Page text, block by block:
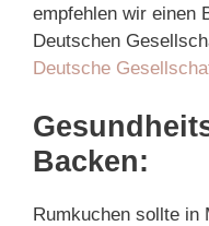
empfehlen wir einen
Deutschen
Deutsche
Backen:
Rumkuchen sollte in